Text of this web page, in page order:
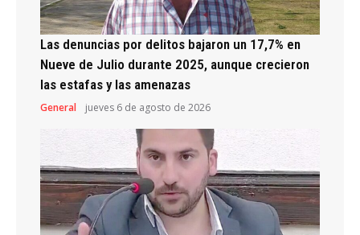
Las denuncias por delitos bajaron un 17,7% en
Nueve de Julio durante 2025, aunque crecieron
las estafas y las amenazas
General jueves 6 de agosto de 2026